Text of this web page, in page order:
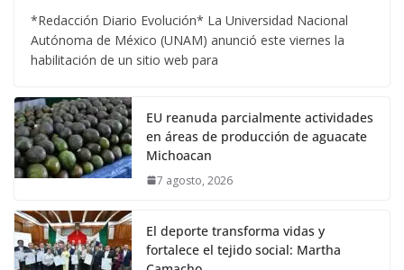
*Redacción Diario Evolución* La Universidad Nacional
Autónoma de México (UNAM) anunció este viernes la
habilitación de un sitio web para
EU reanuda parcialmente actividades
en áreas de producción de aguacate
Michoacan
7 agosto, 2026
El deporte transforma vidas y
fortalece el tejido social: Martha